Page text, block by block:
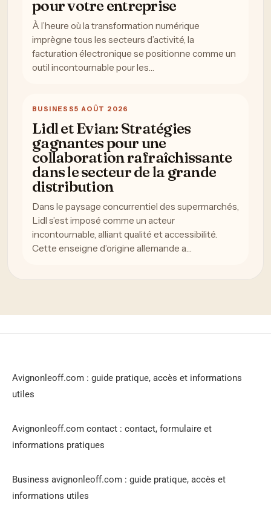
pour votre entreprise
À l’heure où la transformation numérique
imprègne tous les secteurs d’activité, la
facturation électronique se positionne comme un
outil incontournable pour les…
BUSINESS5 AOÛT 2026
Lidl et Evian: Stratégies
gagnantes pour une
collaboration rafraîchissante
dans le secteur de la grande
distribution
Dans le paysage concurrentiel des supermarchés,
Lidl s’est imposé comme un acteur
incontournable, alliant qualité et accessibilité.
Cette enseigne d’origine allemande a…
Avignonleoff.com : guide pratique, accès et informations
utiles
Avignonleoff.com contact : contact, formulaire et
informations pratiques
Business avignonleoff.com : guide pratique, accès et
informations utiles